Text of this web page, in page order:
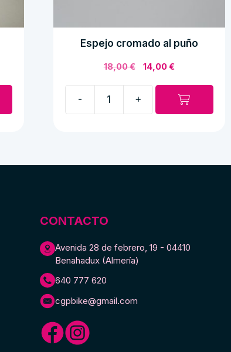
Espejo cromado al puño
18,00€
El
original
18,00 €.
14,00€El
es:
14,00 €.
-
cantidad
+
CONTACTO
Avenida 28 de febrero, 19 - 04410
Benahadux (Almería)
640 777 620
cgpbike@gmail.com